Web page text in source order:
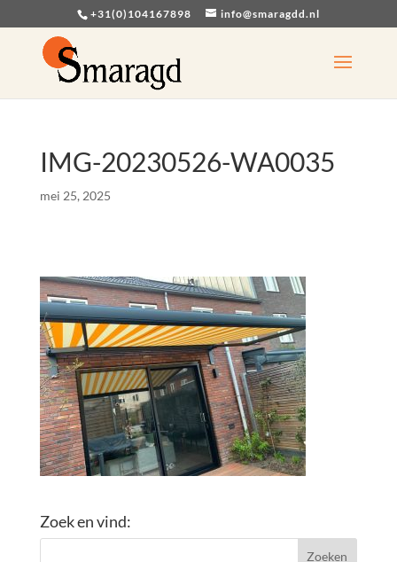
+31(0)104167898 info@smaragdd.nl
IMG-20230526-WA0035
mei 25, 2025
Zoek en vind: